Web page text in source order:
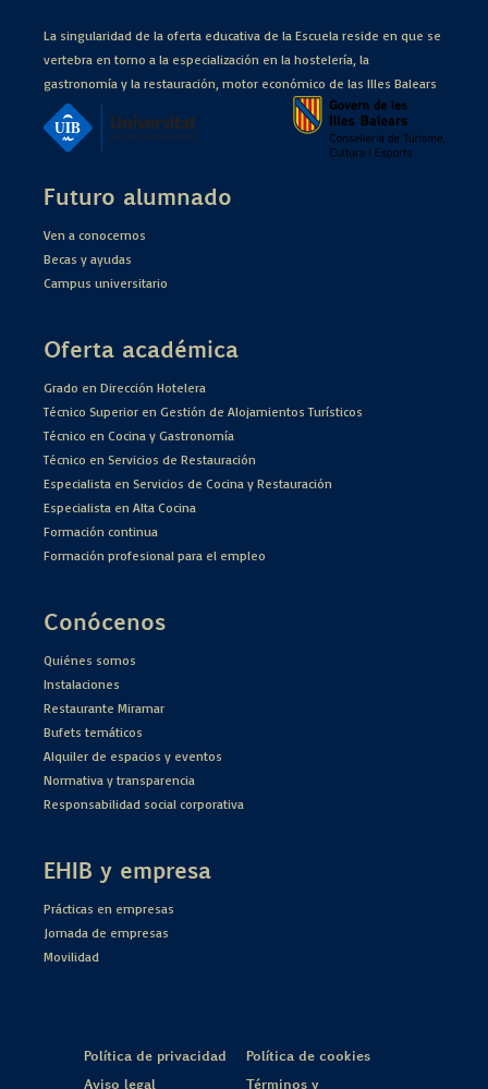
La singularidad de la oferta educativa de la Escuela reside en que se
vertebra en torno a la especialización en la hostelería, la
gastronomía y la restauración, motor económico de las Illes Balears
Futuro alumnado
Ven a conocernos
Becas y ayudas
Campus universitario
Oferta académica
Grado en Dirección Hotelera
Técnico Superior en Gestión de Alojamientos Turísticos
Técnico en Cocina y Gastronomía
Técnico en Servicios de Restauración
Especialista en Servicios de Cocina y Restauración
Especialista en Alta Cocina
Formación continua
Formación profesional para el empleo
Conócenos
Quiénes somos
Instalaciones
Restaurante Miramar
Bufets temáticos
Alquiler de espacios y eventos
Normativa y transparencia
Responsabilidad social corporativa
EHIB y empresa
Prácticas en empresas
Jornada de empresas
Movilidad
Política de privacidad
Política de cookies
Aviso legal
Términos y